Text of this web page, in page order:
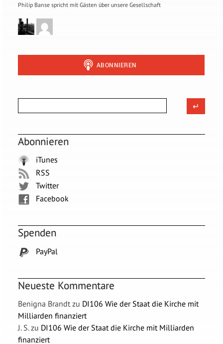
Philip Banse spricht mit Gästen über unsere Gesellschaft
Abonnieren
iTunes
RSS
Twitter
Facebook
Spenden
PayPal
Neueste Kommentare
Benigna Brandt zu DI106 Wie der Staat die Kirche mit
Milliarden finanziert
J. S.zu DI106 Wie der Staat die Kirche mit Milliarden
finanziert